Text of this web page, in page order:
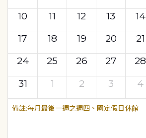
10
11 12 13 14
17
18 19 20 21
24
25 26 27 28
31
1 2 3 4
每月最後一週之週四、國定假日休館